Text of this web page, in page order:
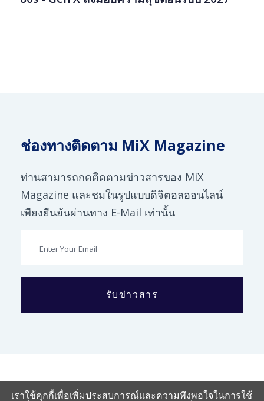
ช่องทางติดตาม MiX Magazine
ท่านสามารถกดติดตามข่าวสารของ MiX
Magazine และชมในรูปแบบดิจิตอลออนไลน์
เพียงยืนยันผ่านทาง E-Mail เท่านั้น
รับข่าวสาร
เราใช้คุกกี้เพื่อเพิ่มประสบการณ์และความพึงพอใจในการใช้